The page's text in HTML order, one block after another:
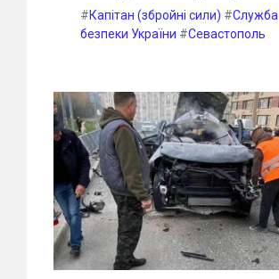
#Капітан (збройні сили) #Служба
безпеки України #Севастополь